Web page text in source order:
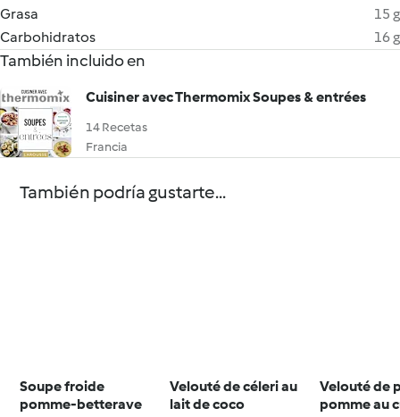
Grasa
15 g
Carbohidratos
16 g
También incluido en
Cuisiner avec Thermomix Soupes & entrées
14 Recetas
Francia
También podría gustarte...
Soupe froide
pomme-betterave
Velouté de céleri au
lait de coco
Velouté de
pomme au